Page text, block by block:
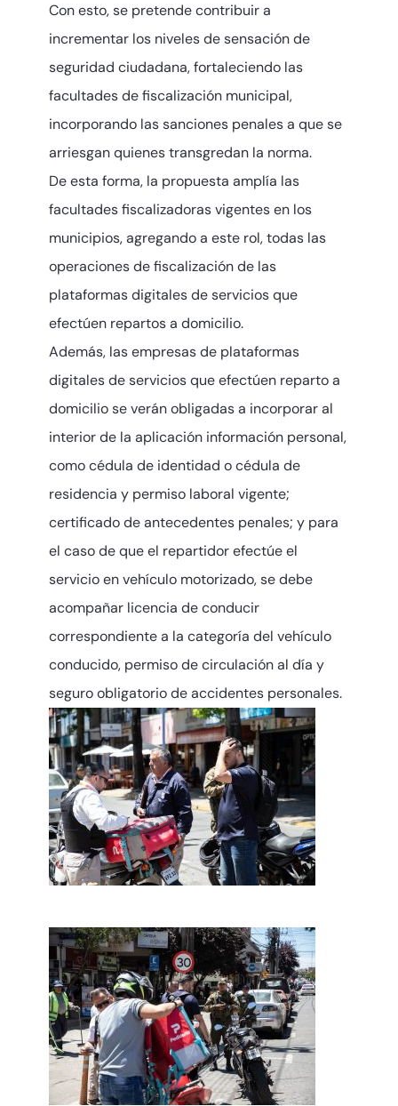
Con esto, se pretende contribuir a
incrementar los niveles de sensación de
seguridad ciudadana, fortaleciendo las
facultades de fiscalización municipal,
incorporando las sanciones penales a que se
arriesgan quienes transgredan la norma.
De esta forma, la propuesta amplía las
facultades fiscalizadoras vigentes en los
municipios, agregando a este rol, todas las
operaciones de fiscalización de las
plataformas digitales de servicios que
efectúen repartos a domicilio.
Además, las empresas de plataformas
digitales de servicios que efectúen reparto a
domicilio se verán obligadas a incorporar al
interior de la aplicación información personal,
como cédula de identidad o cédula de
residencia y permiso laboral vigente;
certificado de antecedentes penales; y para
el caso de que el repartidor efectúe el
servicio en vehículo motorizado, se debe
acompañar licencia de conducir
correspondiente a la categoría del vehículo
conducido, permiso de circulación al día y
seguro obligatorio de accidentes personales.